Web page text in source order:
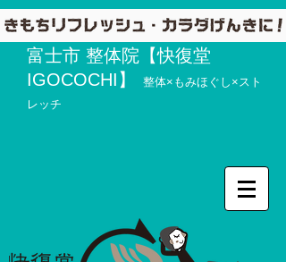
富士市 整体院【快復堂
IGOCOCHI】
整体×もみほぐし×スト
レッチ